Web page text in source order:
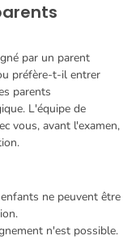
par un parent
préfère-t-il entrer
parents
L'équipe de
vous, avant l'examen,
ne peuvent être
n'est possible.